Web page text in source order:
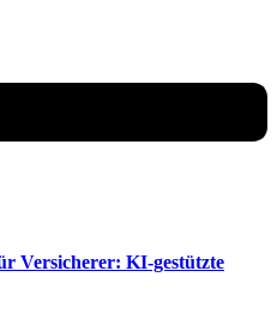
Versicherer: KI-gestützte